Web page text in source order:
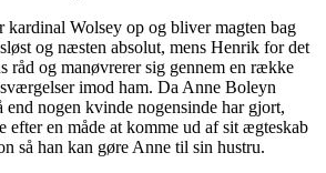
kardinal Wolsey op og bliver magten bag
og næsten absolut, mens Henrik for det
råd og manøvrerer sig gennem en række
imod ham. Da Anne Boleyn
nogen kvinde nogensinde har gjort,
efter en måde at komme ud af sit ægteskab
så han kan gøre Anne til sin hustru.